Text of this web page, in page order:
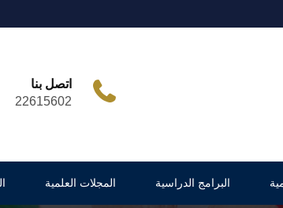
اتصل بنا
22615602
البرامج الدراسية المجلات العلمية